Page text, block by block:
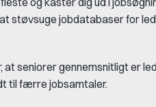
støvsuge jobdatabaser for
at seniorer gennemsnitligt er
til færre jobsamtaler.